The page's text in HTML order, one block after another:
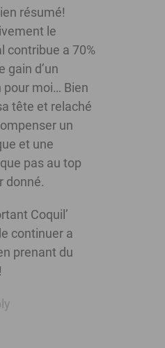
résumé!
le
contribue a 70%
gain d’un
pour moi… Bien
tête et relaché
un
et une
pas au top
donné.
Coquil’
continuer a
prenant du